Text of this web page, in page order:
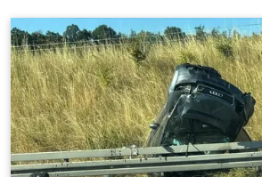
Teckbotenpokal Galerien